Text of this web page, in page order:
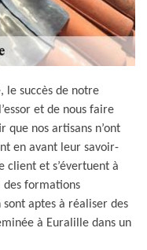
le succès de notre
et de nous faire
que nos artisans n’ont
en avant leur savoir-
client et s’évertuent à
formations
aptes à réaliser des
à Euralille dans un